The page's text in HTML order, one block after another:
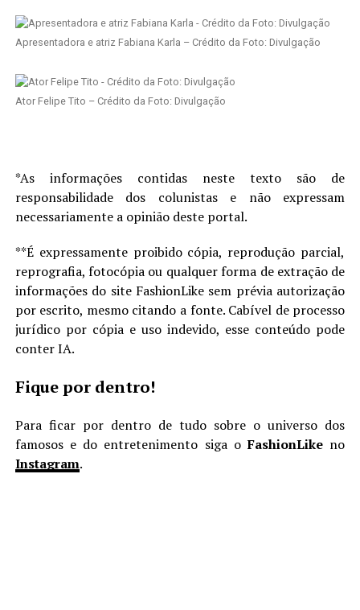
Apresentadora e atriz Fabiana Karla – Crédito da Foto: Divulgação
Ator Felipe Tito – Crédito da Foto: Divulgação
*As informações contidas neste texto são de
responsabilidade dos colunistas e não expressam
necessariamente a opinião deste portal.
**É expressamente proibido cópia, reprodução parcial,
reprografia, fotocópia ou qualquer forma de extração de
informações do site FashionLike sem prévia autorização
por escrito, mesmo citando a fonte. Cabível de processo
jurídico por cópia e uso indevido, esse conteúdo pode
conter IA.
Fique por dentro!
Para ficar por dentro de tudo sobre o universo dos
famosos e do entretenimento siga oFashionLike no
Instagram.